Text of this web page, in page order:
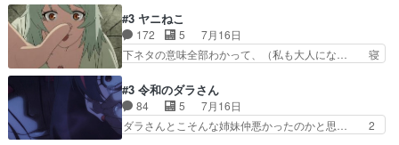
はない3話も大差なかったら… うーん…キャラが
どんどん出てくるが紹介が… お話が平坦なのよ
ね。なんかこう内輪だけで…
にヒロイン（山田/田山）のアンニュ… こんどは
そっちが機嫌わる。永遠に気づかん… 昨日は寝落
ちしてしまったので都合の良い女… 新卒で泣かせ
て怒られたり煙草の匂いにがっ… 2人(1人)と近づ
木"だwwこんな分か… あれだけ怒り心頭の花嫁ア
ニメだっただけに… ドキっとするし、好きになっ
ちゃうここの田…
#3 ヤニねこ
172 5
7月16日
下ネタの意味全部わかって、（私も大人にな… 寝
終わってるけど猫だから運動能力高いの… 相変わ
らずひたすらに汚くて下品なエピソー… 最初の職
場をやめて、どうしようもなくふさ… 今回はカン
サイとアルちゃんが登場しました… 寝る前に「ヤ
#3 令和のダラさん
84 5
7月16日
ダラさんとこそんな姉妹仲悪かったのかと思… 2